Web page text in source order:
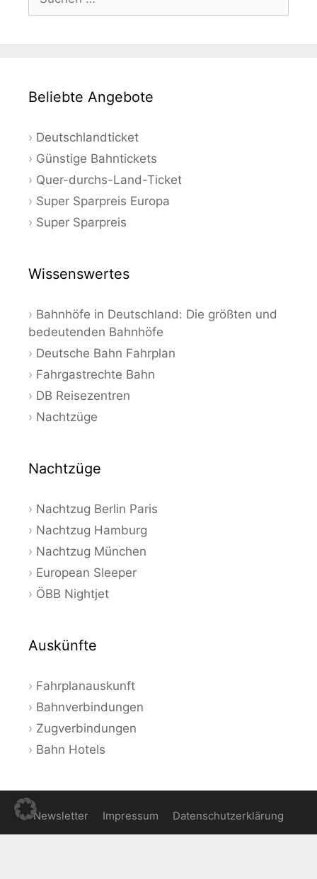
nach:
Beliebte Angebote
Deutschlandticket
Günstige Bahntickets
Quer-durchs-Land-Ticket
Super Sparpreis Europa
Super Sparpreis
Wissenswertes
Bahnhöfe in Deutschland: Die größten und
bedeutenden Bahnhöfe
Deutsche Bahn Fahrplan
Fahrgastrechte Bahn
DB Reisezentren
Nachtzüge
Nachtzüge
Nachtzug Berlin Paris
Nachtzug Hamburg
Nachtzug München
European Sleeper
ÖBB Nightjet
Auskünfte
Fahrplanauskunft
Bahnverbindungen
Zugverbindungen
Bahn Hotels
Newsletter Impressum Datenschutzerklärung